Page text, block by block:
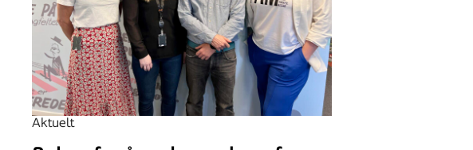
Aktuelt